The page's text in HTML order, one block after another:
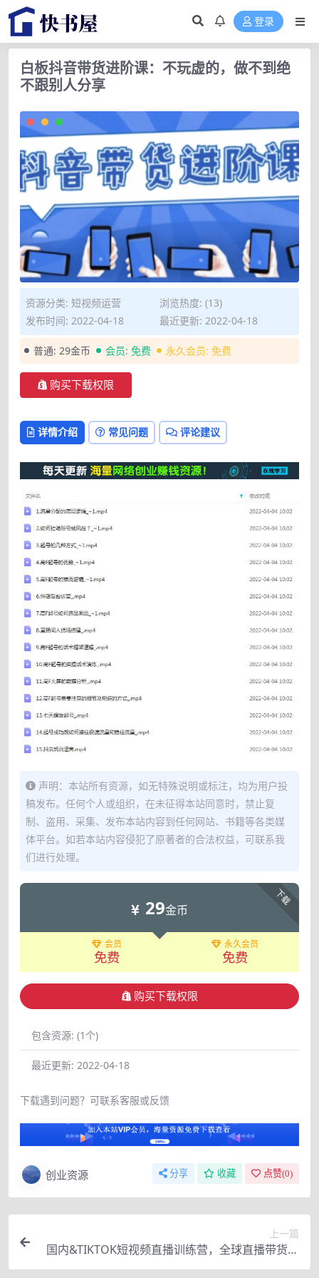
登录
白板抖音带货进阶课：不玩虚的，做不到绝
不跟别人分享
资源分类: 短视频运营
浏览热度: (13)
发布时间: 2022-04-18
最近更新: 2022-04-18
普通: 29金币 会员: 免费 永久会员: 免费
购买下载权限
详情介绍 常见问题 评论建议
声明：本站所有资源，如无特殊说明或标注，均为用户投
稿发布。任何个人或组织，在未征得本站同意时，禁止复
制、盗用、采集、发布本站内容到任何网站、书籍等各类媒
体平台。如若本站内容侵犯了原著者的合法权益，可联系我
们进行处理。
下载
29金币
会员
免费
永久会员
免费
购买下载权限
包含资源: (1个)
最近更新: 2022-04-18
下载遇到问题？可联系客服或反馈
创业资源 分享 收藏 点赞(0)
上一篇
国内&TIKTOK短视频直播训练营，全球直播带货的
风口赶紧乘风掘金